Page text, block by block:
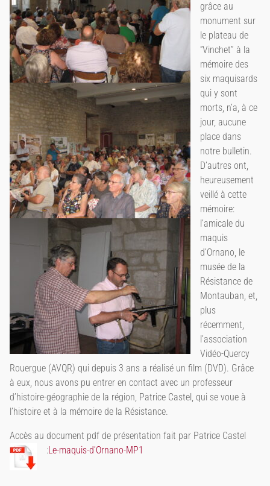
grâce au
monument sur
le plateau de
“Vinchet” à la
mémoire des
six maquisards
qui y sont
morts, n’a, à ce
jour, aucune
place dans
notre bulletin.
D’autres ont,
heureusement
veillé à cette
mémoire:
l’amicale du
maquis
d’Ornano, le
musée de la
Résistance de
Montauban, et,
plus
récemment,
l’association
Vidéo-Quercy
Rouergue (AVQR) qui depuis 3 ans a réalisé un film (DVD). Grâce
à eux, nous avons pu entrer en contact avec un professeur
d’histoire-géographie de la région, Patrice Castel, qui se voue à
l’histoire et à la mémoire de la Résistance.
Accès au document pdf de présentation fait par Patrice Castel
:Le-maquis-d’Ornano-MP1